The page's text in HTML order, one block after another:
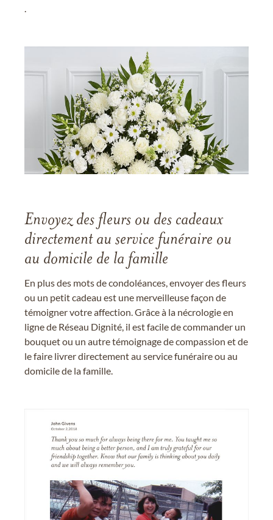
Envoyez des fleurs ou des cadeaux
directement au service funéraire ou
au domicile de la famille
En plus des mots de condoléances, envoyer des fleurs
ou un petit cadeau est une merveilleuse façon de
témoigner votre affection. Grâce à la nécrologie en
ligne de Réseau Dignité, il est facile de commander un
bouquet ou un autre témoignage de compassion et de
le faire livrer directement au service funéraire ou au
domicile de la famille.